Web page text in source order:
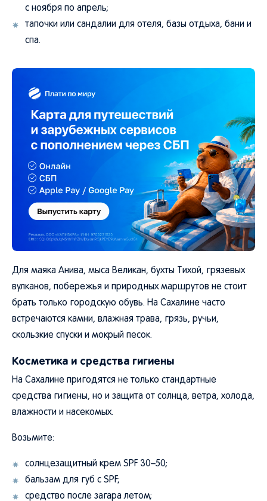
с ноября по апрель;
тапочки или сандалии для отеля, базы отдыха, бани и
спа.
Для маяка Анива, мыса Великан, бухты Тихой, грязевых
вулканов, побережья и природных маршрутов не стоит
брать только городскую обувь. На Сахалине часто
встречаются камни, влажная трава, грязь, ручьи,
скользкие спуски и мокрый песок.
Косметика и средства гигиены
На Сахалине пригодятся не только стандартные
средства гигиены, но и защита от солнца, ветра, холода,
влажности и насекомых.
Возьмите:
солнцезащитный крем SPF 30–50;
бальзам для губ с SPF;
средство после загара летом;